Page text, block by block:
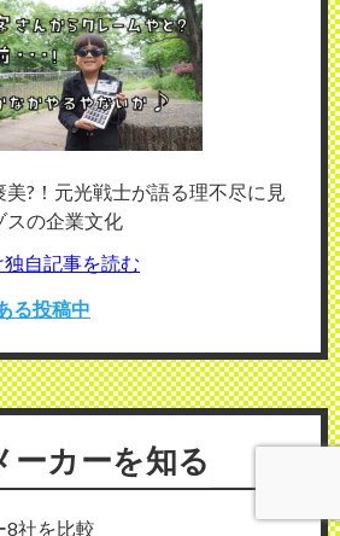
美?！元光戦士が語る理不尽に見
スの企業文化
自記事を読む
る投稿中
ーカーを知る
8社を比較